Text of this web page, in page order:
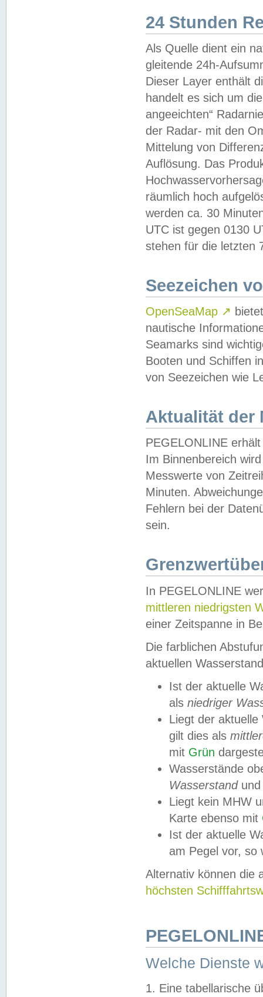
24 Stunden
Als Quelle dient ein
gleitende 24h-
Dieser Layer enthält
handelt es sich um
angeeichten“
der Radar- mit den
Mittelung von
Auflösung. Das
räumlich hoch
werden ca. 30
UTC ist gegen 0130
stehen für die letzten
Seezeichen
OpenSeaMap ↗
nautische
Seamarks sind
Booten und Schiffen
von Seezeichen wie
Aktualität der
PEGELONLINE
Im Binnenbereich
Messwerte von
Minuten.
Fehlern bei der
sein.
In PEGELONLINE
mittleren niedrigsten
einer Zeitspanne in
Die farblichen
aktuellen
Ist der aktuelle
als niedriger
Liegt der
gilt dies als
mit Grün
Wasserstände
Wasserstandund
Liegt kein MHW
Karte ebenso mit
Ist der aktuelle
am Pegel vor,
Alternativ können die
höchsten
Welche Dienste
1. Eine tabellarische